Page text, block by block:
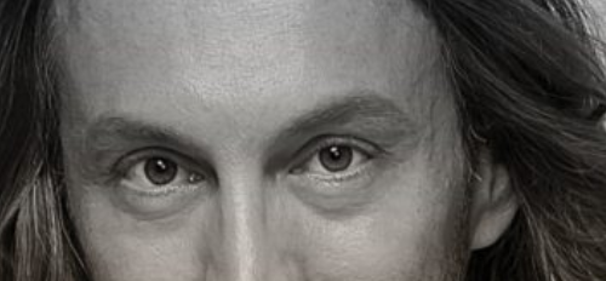
TON CIEL
RETOUR
EST DE RETOUR